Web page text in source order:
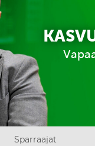
Sparraajat